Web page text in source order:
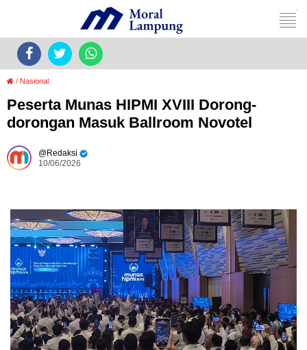
/ Nasional
Peserta Munas HIPMI XVIII Dorong-
dorongan Masuk Ballroom Novotel
Redaksi
10/06/2026